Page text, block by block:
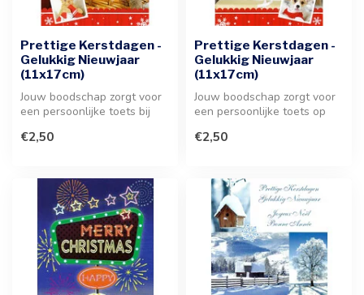
Prettige Kerstdagen -
Gelukkig Nieuwjaar
(11x17cm)
Jouw boodschap zorgt voor
een persoonlijke toets bij
€2,50
Prettige Kerstdagen -
Gelukkig Nieuwjaar
(11x17cm)
Jouw boodschap zorgt voor
een persoonlijke toets op
...
€2,50